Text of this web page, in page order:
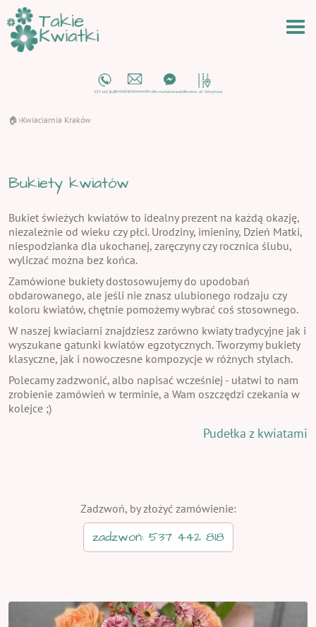
🏠 ›Kwiaciarnia Kraków
Bukiety kwiatów
Bukiet świeżych kwiatów to idealny prezent na każdą okazję,
niezależnie od wieku czy płci. Urodziny, imieniny, Dzień Matki,
niespodzianka dla ukochanej, zaręczyny czy rocznica ślubu,
wyliczać można bez końca.
Zamówione bukiety dostosowujemy do upodobań
obdarowanego, ale jeśli nie znasz ulubionego rodzaju czy
koloru kwiatów, chętnie pomożemy wybrać coś stosownego.
W naszej kwiaciarni znajdziesz zarówno kwiaty tradycyjne jak i
wyszukane gatunki kwiatów egzotycznych. Tworzymy bukiety
klasyczne, jak i nowoczesne kompozycje w różnych stylach.
Polecamy zadzwonić, albo napisać wcześniej - ułatwi to nam
zrobienie zamówień w terminie, a Wam oszczędzi czekania w
kolejce ;)
Pudełka z kwiatami
Zadzwoń, by złożyć zamówienie:
zadzwoń: 537 442 818